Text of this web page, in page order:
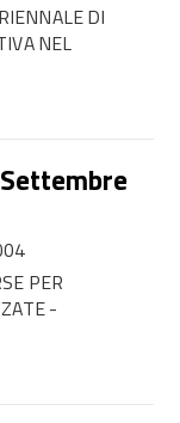
DI
NEL
PER
-